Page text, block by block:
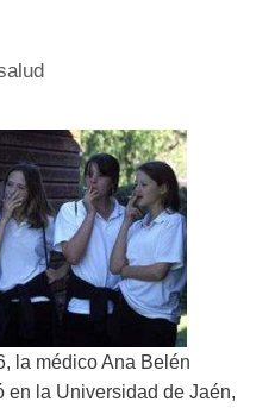
la médico Ana Belén
en la Universidad de Jaén,